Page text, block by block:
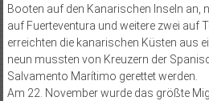
Booten auf den Kanarischen Inseln an,
auf Fuerteventura und weitere zwei auf
erreichten die kanarischen Küsten aus
neun mussten von Kreuzern der
Salvamento Marítimo gerettet werden.
Am 22. November wurde das größte